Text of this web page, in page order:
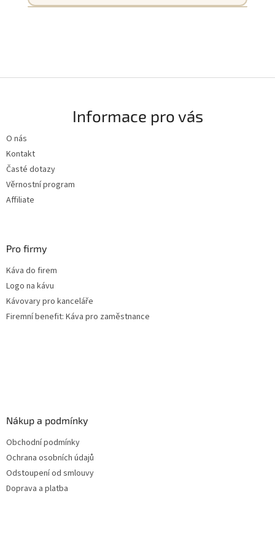
☕ ZJISTIT VÍCE
a
Informace pro vás
O nás
Kontakt
Časté dotazy
Věrnostní program
Affiliate
Pro firmy
Káva do firem
Logo na kávu
Kávovary pro kanceláře
Firemní benefit: Káva pro zaměstnance
Nákup a podmínky
Obchodní podmínky
Ochrana osobních údajů
Odstoupení od smlouvy
Doprava a platba